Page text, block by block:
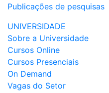
Publicações de pesquisas
UNIVERSIDADE
Sobre a Universidade
Cursos Online
Cursos Presenciais
On Demand
Vagas do Setor